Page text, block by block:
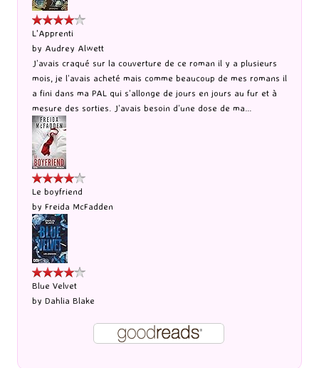
L'Apprenti
by Audrey Alwett
J’avais craqué sur la couverture de ce roman il y a plusieurs
mois, je l’avais acheté mais comme beaucoup de mes romans il
a fini dans ma PAL qui s’allonge de jours en jours au fur et à
mesure des sorties. J’avais besoin d’une dose de ma...
Le boyfriend
by Freida McFadden
Blue Velvet
by Dahlia Blake